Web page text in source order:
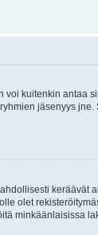
kuitenkin antaa
jäsenyys
olet
minkäänlaisissa